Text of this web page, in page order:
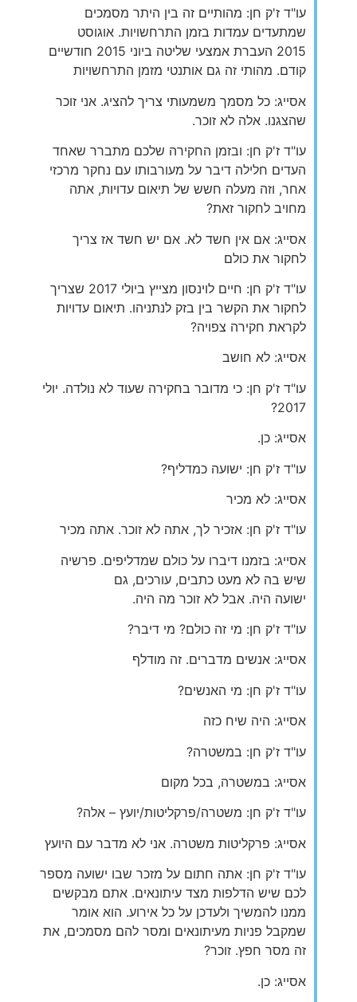
עו"ד ז'ק חן: מהותיים זה בין היתר מסמכים
שמתעדים עמדות בזמן התרחשויות. אוגוסט
2015 העברת אמצעי שליטה ביוני 2015 חודשיים
קודם. מהותי זה גם אותנטי מזמן התרחשויות
אסייג: כל מסמך משמעותי צריך להציג. אני זוכר
שהצגנו. אלה לא זוכר.
עו"ד ז'ק חן: ובזמן החקירה שלכם מתברר שאחד
העדים חלילה דיבר על מעורבותו עם נחקר מרכזי
אחר, וזה מעלה חשש של תיאום עדויות, אתה
מחויב לחקור זאת?
אסייג: אם אין חשד לא. אם יש חשד אז צריך
לחקור את כולם
עו"ד ז'ק חן: חיים לוינסון מצייץ ביולי 2017 שצריך
לחקור את הקשר בין בזק לנתניהו. תיאום עדויות
לקראת חקירה צפויה?
אסייג: לא חושב
עו"ד ז'ק חן: כי מדובר בחקירה שעוד לא נולדה. יולי
2017?
אסייג: כן.
עו"ד ז'ק חן: ישועה כמדליף?
אסייג: לא מכיר
עו"ד ז'ק חן: אזכיר לך, אתה לא זוכר. אתה מכיר
אסייג: בזמנו דיברו על כולם שמדליפים. פרשיה
שיש בה לא מעט כתבים, עורכים, גם
ישועה היה. אבל לא זוכר מה היה.
עו"ד ז'ק חן: מי זה כולם? מי דיבר?
אסייג: אנשים מדברים. זה מודלף
עו"ד ז'ק חן: מי האנשים?
אסייג: היה שיח כזה
עו"ד ז'ק חן: במשטרה?
אסייג: במשטרה, בכל מקום
עו"ד ז'ק חן: משטרה/פרקליטות/יועץ – אלה?
אסייג: פרקליטות משטרה. אני לא מדבר עם היועץ
עו"ד ז'ק חן: אתה חתום על מזכר שבו ישועה מספר
לכם שיש הדלפות מצד עיתונאים. אתם מבקשים
ממנו להמשיך ולעדכן על כל אירוע. הוא אומר
שמקבל פניות מעיתונאים ומסר להם מסמכים, את
זה מסר חפץ. זוכר?
אסייג: כן.